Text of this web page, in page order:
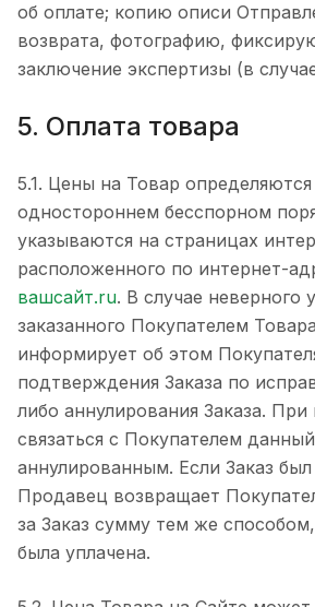
об оплате; копию описи
возврата, фотографию,
заключение экспертизы (в
5. Оплата товара
5.1. Цены на Товар
одностороннем бесспорном
указываются на страницах
расположенного по интернет-
вашсайт.ru. В случае неверного
заказанного Покупателем
информирует об этом
подтверждения Заказа по
либо аннулирования Заказа.
связаться с Покупателем
аннулированным. Если Заказ
Продавец возвращает
за Заказ сумму тем же
была уплачена.